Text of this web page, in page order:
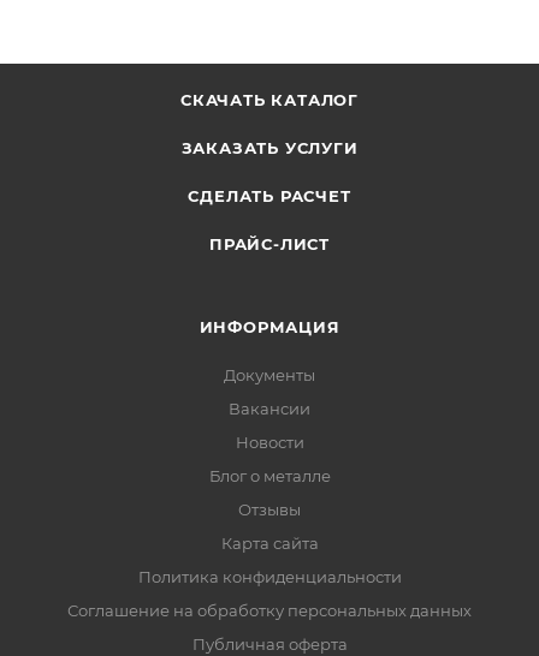
СКАЧАТЬ КАТАЛОГ
ЗАКАЗАТЬ УСЛУГИ
СДЕЛАТЬ РАСЧЕТ
ПРАЙС-ЛИСТ
ИНФОРМАЦИЯ
Документы
Вакансии
Новости
Блог о металле
Отзывы
Карта сайта
Политика конфиденциальности
Соглашение на обработку персональных данных
Публичная оферта